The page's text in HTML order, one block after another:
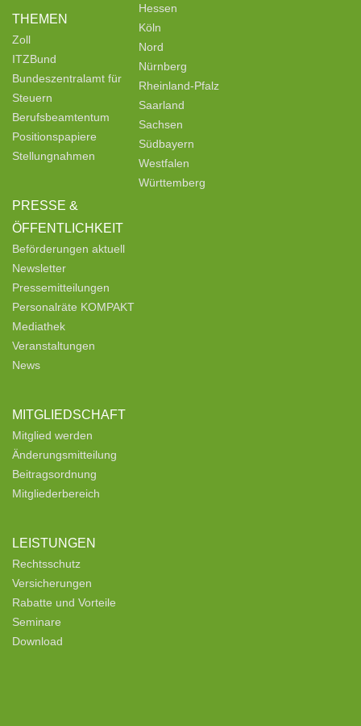
THEMEN
Zoll
ITZBund
Bundeszentralamt für
Steuern
Berufsbeamtentum
Positionspapiere
Stellungnahmen
PRESSE &
ÖFFENTLICHKEIT
Beförderungen aktuell
Newsletter
Pressemitteilungen
Personalräte KOMPAKT
Mediathek
Veranstaltungen
News
MITGLIEDSCHAFT
Mitglied werden
Änderungsmitteilung
Beitragsordnung
Mitgliederbereich
LEISTUNGEN
Rechtsschutz
Versicherungen
Rabatte und Vorteile
Seminare
Download
Hessen
Köln
Nord
Nürnberg
Rheinland-Pfalz
Saarland
Sachsen
Südbayern
Westfalen
Württemberg